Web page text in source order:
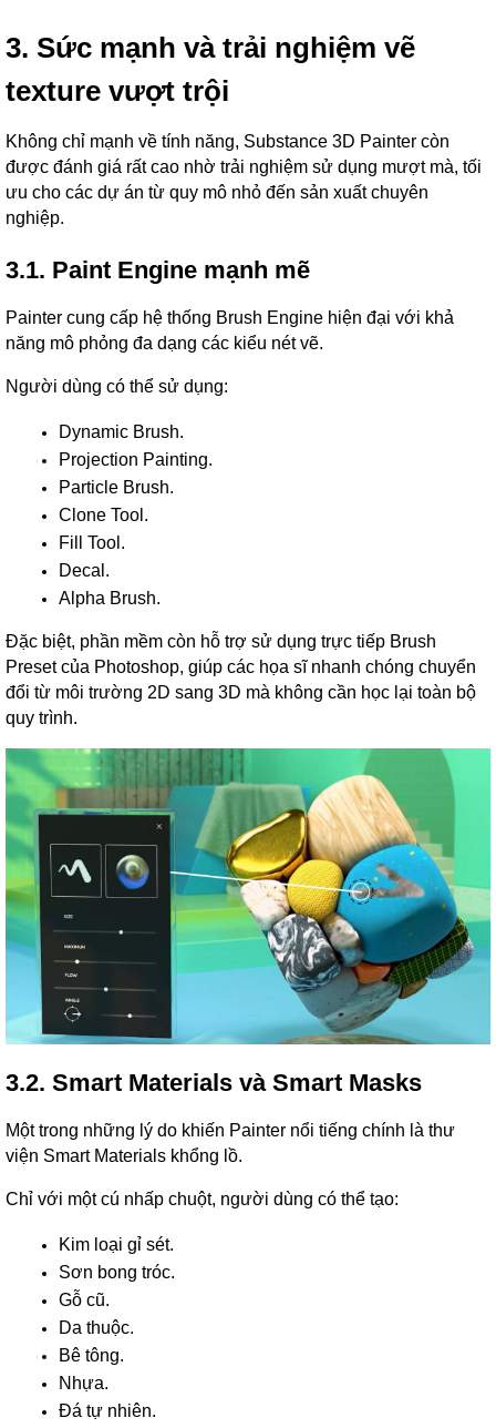
3. Sức mạnh và trải nghiệm vẽ
texture vượt trội
Không chỉ mạnh về tính năng, Substance 3D Painter còn
được đánh giá rất cao nhờ trải nghiệm sử dụng mượt mà, tối
ưu cho các dự án từ quy mô nhỏ đến sản xuất chuyên
nghiệp.
3.1. Paint Engine mạnh mẽ
Painter cung cấp hệ thống Brush Engine hiện đại với khả
năng mô phỏng đa dạng các kiểu nét vẽ.
Người dùng có thể sử dụng:
Dynamic Brush.
Projection Painting.
Particle Brush.
Clone Tool.
Fill Tool.
Decal.
Alpha Brush.
Đặc biệt, phần mềm còn hỗ trợ sử dụng trực tiếp Brush
Preset của Photoshop, giúp các họa sĩ nhanh chóng chuyển
đổi từ môi trường 2D sang 3D mà không cần học lại toàn bộ
quy trình.
3.2. Smart Materials và Smart Masks
Một trong những lý do khiến Painter nổi tiếng chính là thư
viện Smart Materials khổng lồ.
Chỉ với một cú nhấp chuột, người dùng có thể tạo:
Kim loại gỉ sét.
Sơn bong tróc.
Gỗ cũ.
Da thuộc.
Bê tông.
Nhựa.
Đá tự nhiên.